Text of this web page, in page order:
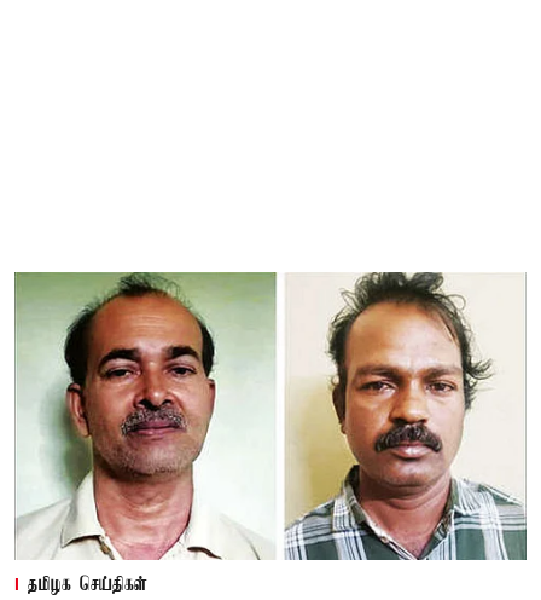
தமிழக செய்திகள்